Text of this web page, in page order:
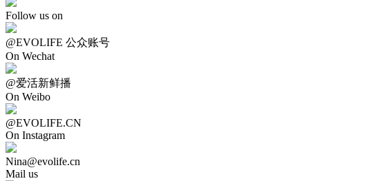
Follow us on
@EVOLIFE 公众账号
On Wechat
@爱活新鲜播
On Weibo
@EVOLIFE.CN
On Instagram
Nina@evolife.cn
Mail us